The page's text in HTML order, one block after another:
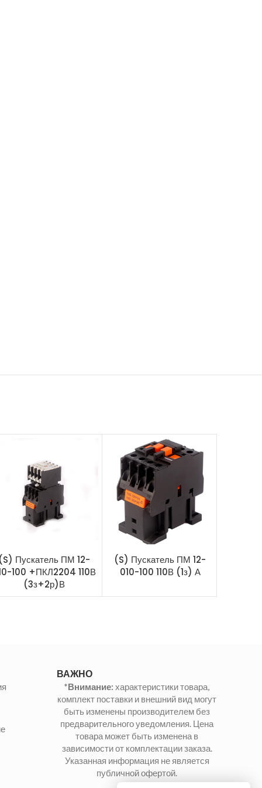
Пускатель ПМ 12-
100 +ПКЛ2204 110В
(3з+2р)В
(S) Пускатель ПМ 12-
010-100 110В (1з) А
ВАЖНО
*Внимание: характеристики товара,
комплект поставки и внешний вид могут
быть изменены производителем без
предварительного уведомления. Цена
товара может быть изменена в
зависимости от комплектации заказа.
Указанная информация не является
публичной офертой.